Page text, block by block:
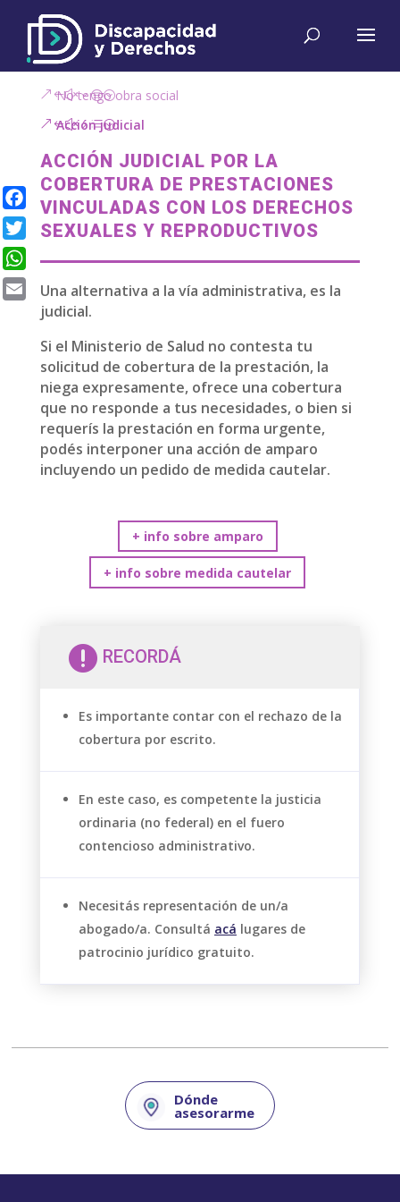
No tengo obra social
Acción judicial
ACCIÓN JUDICIAL POR LA
COBERTURA DE PRESTACIONES
VINCULADAS CON LOS DERECHOS
SEXUALES Y REPRODUCTIVOS
Una alternativa a la vía administrativa, es la
judicial.
Si el Ministerio de Salud no contesta tu
solicitud de cobertura de la prestación, la
niega expresamente, ofrece una cobertura
que no responde a tus necesidades, o bien si
requerís la prestación en forma urgente,
podés interponer una acción de amparo
incluyendo un pedido de medida cautelar.
+ info sobre amparo
+ info sobre medida cautelar
 RECORDÁ
Es importante contar con el rechazo de la
cobertura por escrito.
En este caso, es competente la justicia
ordinaria (no federal) en el fuero
contencioso administrativo.
Necesitás representación de un/a
abogado/a. Consultá acá lugares de
patrocinio jurídico gratuito.
Dónde
asesorarme
Facebook
Twitter
WhatsApp